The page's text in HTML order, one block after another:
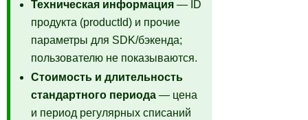
Техническая информация — ID
продукта (productId) и прочие
параметры для SDK/бэкенда;
пользователю не показываются.
Стоимость и длительность
стандартного периода — цена
и период регулярных списаний